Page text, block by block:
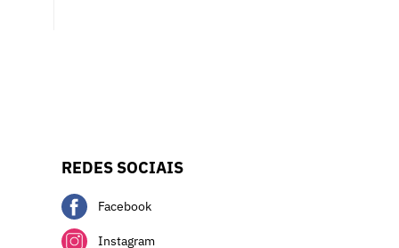
REDES SOCIAIS
Facebook
Instagram